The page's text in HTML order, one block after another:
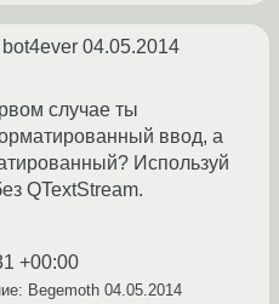
bot4ever 04.05.2014
случае ты
ввод, а
Используй
QTextStream.
+00:00
Begemoth 04.05.2014